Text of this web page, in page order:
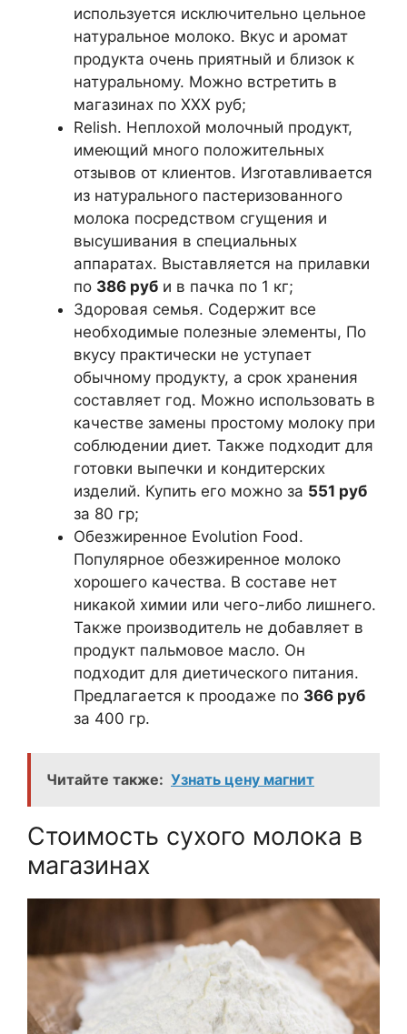
используется исключительно цельное
натуральное молоко. Вкус и аромат
продукта очень приятный и близок к
натуральному. Можно встретить в
магазинах по ХХХ руб;
Relish. Неплохой молочный продукт,
имеющий много положительных
отзывов от клиентов. Изготавливается
из натурального пастеризованного
молока посредством сгущения и
высушивания в специальных
аппаратах. Выставляется на прилавки
по 386 руб и в пачка по 1 кг;
Здоровая семья. Содержит все
необходимые полезные элементы, По
вкусу практически не уступает
обычному продукту, а срок хранения
составляет год. Можно использовать в
качестве замены простому молоку при
соблюдении диет. Также подходит для
готовки выпечки и кондитерских
изделий. Купить его можно за 551 руб
за 80 гр;
Обезжиренное Evolution Food.
Популярное обезжиренное молоко
хорошего качества. В составе нет
никакой химии или чего-либо лишнего.
Также производитель не добавляет в
продукт пальмовое масло. Он
подходит для диетического питания.
Предлагается к проодаже по 366 руб
за 400 гр.
Читайте также: Узнать цену магнит
Стоимость сухого молока в
магазинах